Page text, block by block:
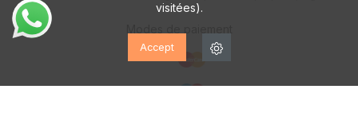
visitées).
Accept